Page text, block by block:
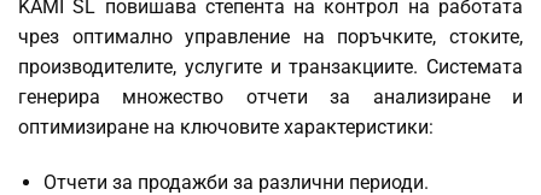
KAMI SL повишава степента на контрол на работата
чрез оптимално управление на поръчките, стоките,
производителите, услугите и транзакциите. Системата
генерира множество отчети за анализиране и
оптимизиране на ключовите характеристики:
Отчети за продажби за различни периоди.